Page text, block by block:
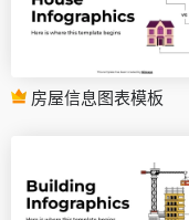
房屋信息图表模板